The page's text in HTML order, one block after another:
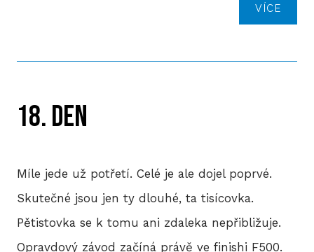
VÍCE
18. DEN
Míle jede už potřetí. Celé je ale dojel poprvé.
Skutečné jsou jen ty dlouhé, ta tisícovka.
Pětistovka se k tomu ani zdaleka nepřibližuje.
Opravdový závod začíná právě ve finishi F500.